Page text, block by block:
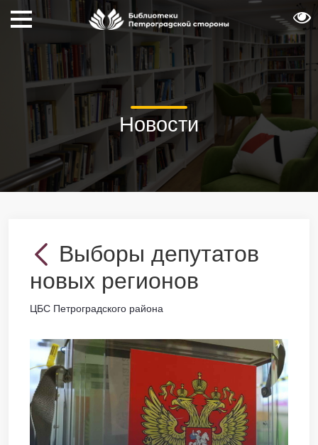
Новости
Выборы депутатов
новых регионов
ЦБС Петроградского района